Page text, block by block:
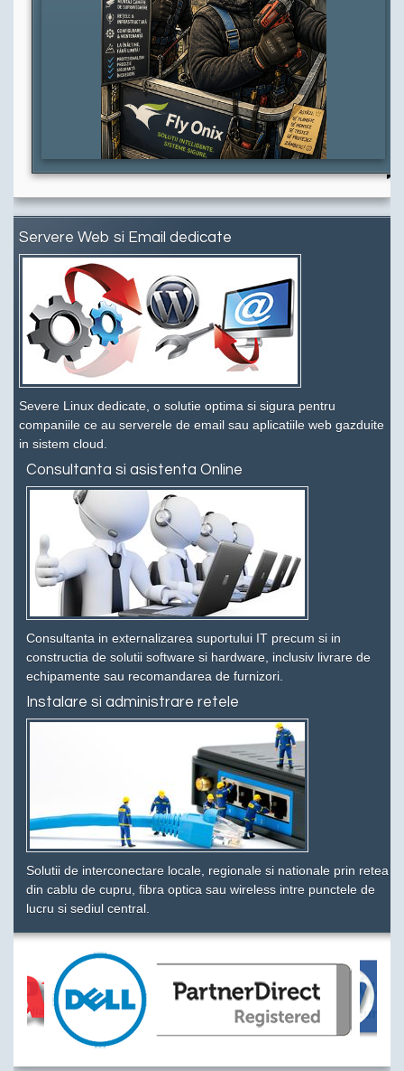
Servere Web si Email dedicate
Severe Linux dedicate, o solutie optima si sigura pentru
companiile ce au serverele de email sau aplicatiile web gazduite
in sistem cloud.
Consultanta si asistenta Online
Consultanta in externalizarea suportului IT precum si in
constructia de solutii software si hardware, inclusiv livrare de
echipamente sau recomandarea de furnizori.
Instalare si administrare retele
Solutii de interconectare locale, regionale si nationale prin retea
din cablu de cupru, fibra optica sau wireless intre punctele de
lucru si sediul central.